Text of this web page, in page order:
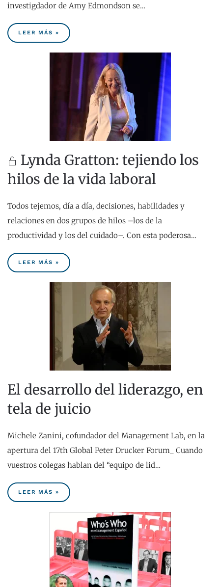
investigdador de Amy Edmondson se…
LEER MÁS »
Lynda Gratton: tejiendo los
hilos de la vida laboral
Todos tejemos, día a día, decisiones, habilidades y
relaciones en dos grupos de hilos –los de la
productividad y los del cuidado–. Con esta poderosa…
LEER MÁS »
El desarrollo del liderazgo, en
tela de juicio
Michele Zanini, cofundador del Management Lab, en la
apertura del 17th Global Peter Drucker Forum_ Cuando
vuestros colegas hablan del “equipo de lid…
LEER MÁS »